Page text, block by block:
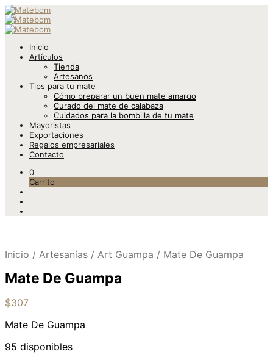
Inicio
Artículos
Tienda
Artesanos
Tips para tu mate
Cómo preparar un buen mate amargo
Curado del mate de calabaza
Cuidados para la bombilla de tu mate
Mayoristas
Exportaciones
Regalos empresariales
Contacto
0
Carrito
Inicio / Artesanías / Art Guampa / Mate De Guampa
Mate De Guampa
$307
Mate De Guampa
95 disponibles